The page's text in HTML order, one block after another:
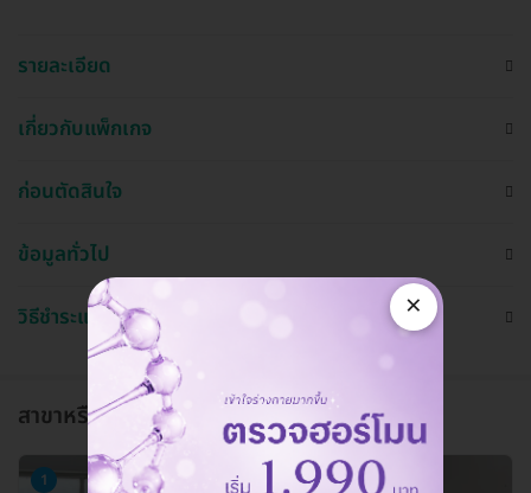
รายละเอียด
เกี่ยวกับแพ็กเกจ
ก่อนตัดสินใจ
ข้อมูลทั่วไป
วิธีชำระและใช้งาน
สาขาหรือแผนกที่ให้บริการ
1
×